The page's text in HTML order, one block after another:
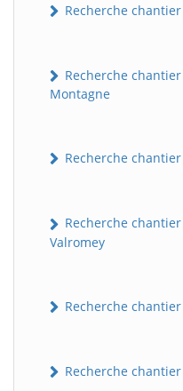
Recherche
Recherche
Montagne
Recherche
Recherche
Valromey
Recherche
Recherche